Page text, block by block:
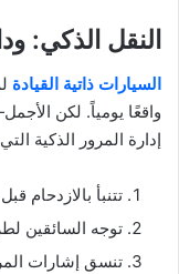
النقل الذكي:
السيارات ذاتية القيادة
واقعًا يومياً. لكن
إدارة المرور الذكية
تتنبأ بالازدحام
توجه السائقين
تنسق إشارات